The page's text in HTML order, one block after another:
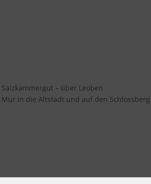
– über Leoben
in die Altstadt und auf den
Auswirkungen der Kriegs- geschichte bis